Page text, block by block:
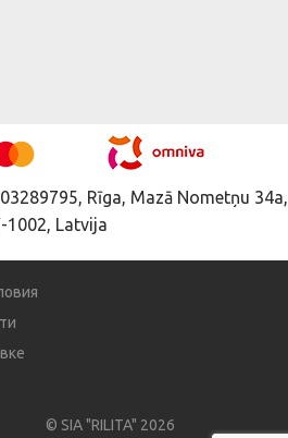
Rīga, Mazā Nometņu 34a,
1002, Latvija
© SIA "RILITA" 2026